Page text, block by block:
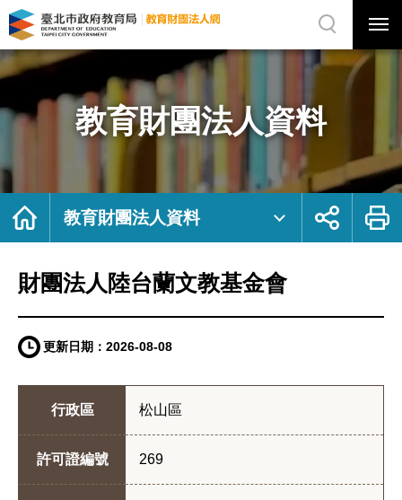
財
團
人
蘭
文
臺
政
教
網
站
選
選
單
關
網
站
尋
教育財團法人資料
首
教育財團法人資料
展
鈕
列
財團法人陸台蘭文教基金會
更新日期： 2026-08-08
行政區 松山區
許可證編號 269